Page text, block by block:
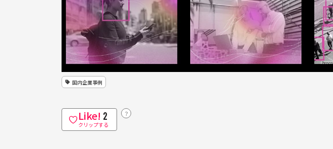
国内企業事例
Like! 2
クリップする
？